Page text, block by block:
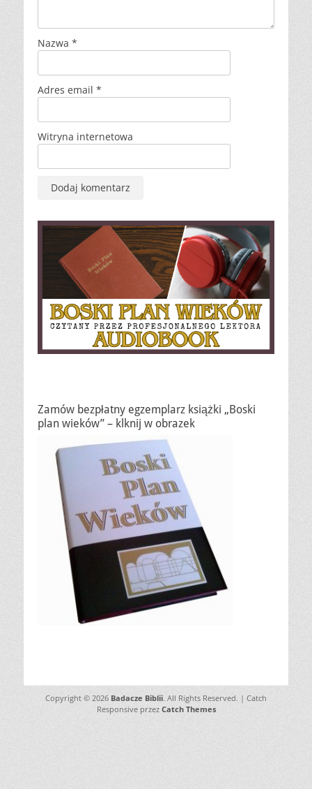
Nazwa *
Adres email *
Witryna internetowa
Zamów bezpłatny egzemplarz książki „Boski
plan wieków” – klknij w obrazek
Copyright © 2026 Badacze Biblii. All Rights Reserved. | Catch
Responsive przez Catch Themes